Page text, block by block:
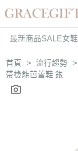
最新商品SALE女鞋
首頁 > 流行趨勢 >
帶機能芭蕾鞋 銀